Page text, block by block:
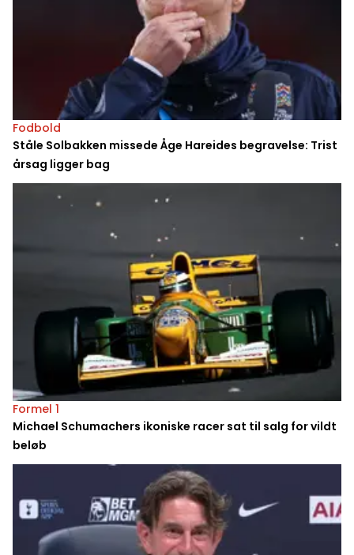
Fodbold
Ståle Solbakken missede Åge Hareides begravelse: Trist
årsag ligger bag
Formel 1
Michael Schumachers ikoniske racer sat til salg for vildt
beløb